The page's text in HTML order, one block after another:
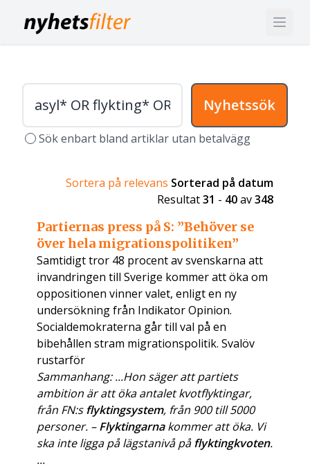
Nyhetssök
Sök enbart bland artiklar utan betalvägg
Sortera på relevans Sorterad på datum
Resultat31 - 40av348
Partiernas press på S: ”Behöver se
över hela migrationspolitiken”
Samtidigt tror 48 procent av svenskarna att
invandringen till Sverige kommer att öka om
oppositionen vinner valet, enligt en ny
undersökning från Indikator Opinion.
Socialdemokraterna går till val på en
bibehållen stram migrationspolitik. Svalöv
rustarför
Sammanhang: ...Hon säger att partiets
ambition är att öka antalet kvotflyktingar,
från FN:sflyktingsystem, från 900 till 5000
personer. –Flyktingarnakommer att öka. Vi
ska inte ligga på lägstanivå påflyktingkvoten.
...